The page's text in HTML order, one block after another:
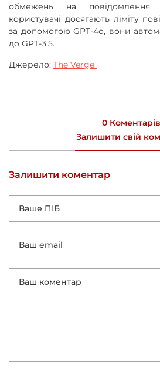
обмежень на повідомлення.
користувачі досягають ліміту
за допомогою GPT-4o, вони
до GPT-3.5.
Джерело: The Verge
0 Коментарів
Залишити свій
Залишити коментар